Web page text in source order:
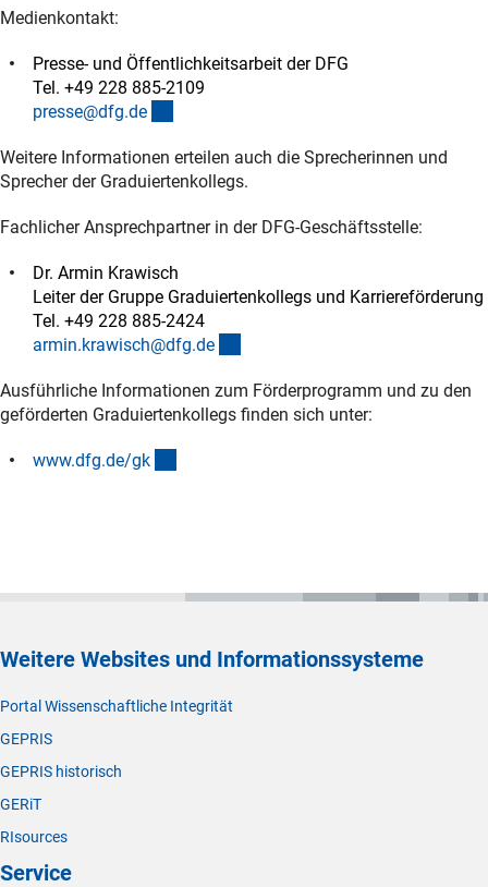
Medienkontakt:
Presse- und Öffentlichkeitsarbeit der DFG
Tel. +49 228 885-2109
presse@dfg.de
Weitere Informationen erteilen auch die Sprecherinnen und
Sprecher der Graduiertenkollegs.
Fachlicher Ansprechpartner in der DFG-Geschäftsstelle:
Dr. Armin Krawisch
Leiter der Gruppe Graduiertenkollegs und Karriereförderung
Tel. +49 228 885-2424
armin.krawisch@dfg.de
Ausführliche Informationen zum Förderprogramm und zu den
geförderten Graduiertenkollegs finden sich unter:
www.dfg.de/gk
Weitere Websites und Informationssysteme
Portal Wissenschaftliche Integrität
GEPRIS
GEPRIS historisch
GERiT
RIsources
Service